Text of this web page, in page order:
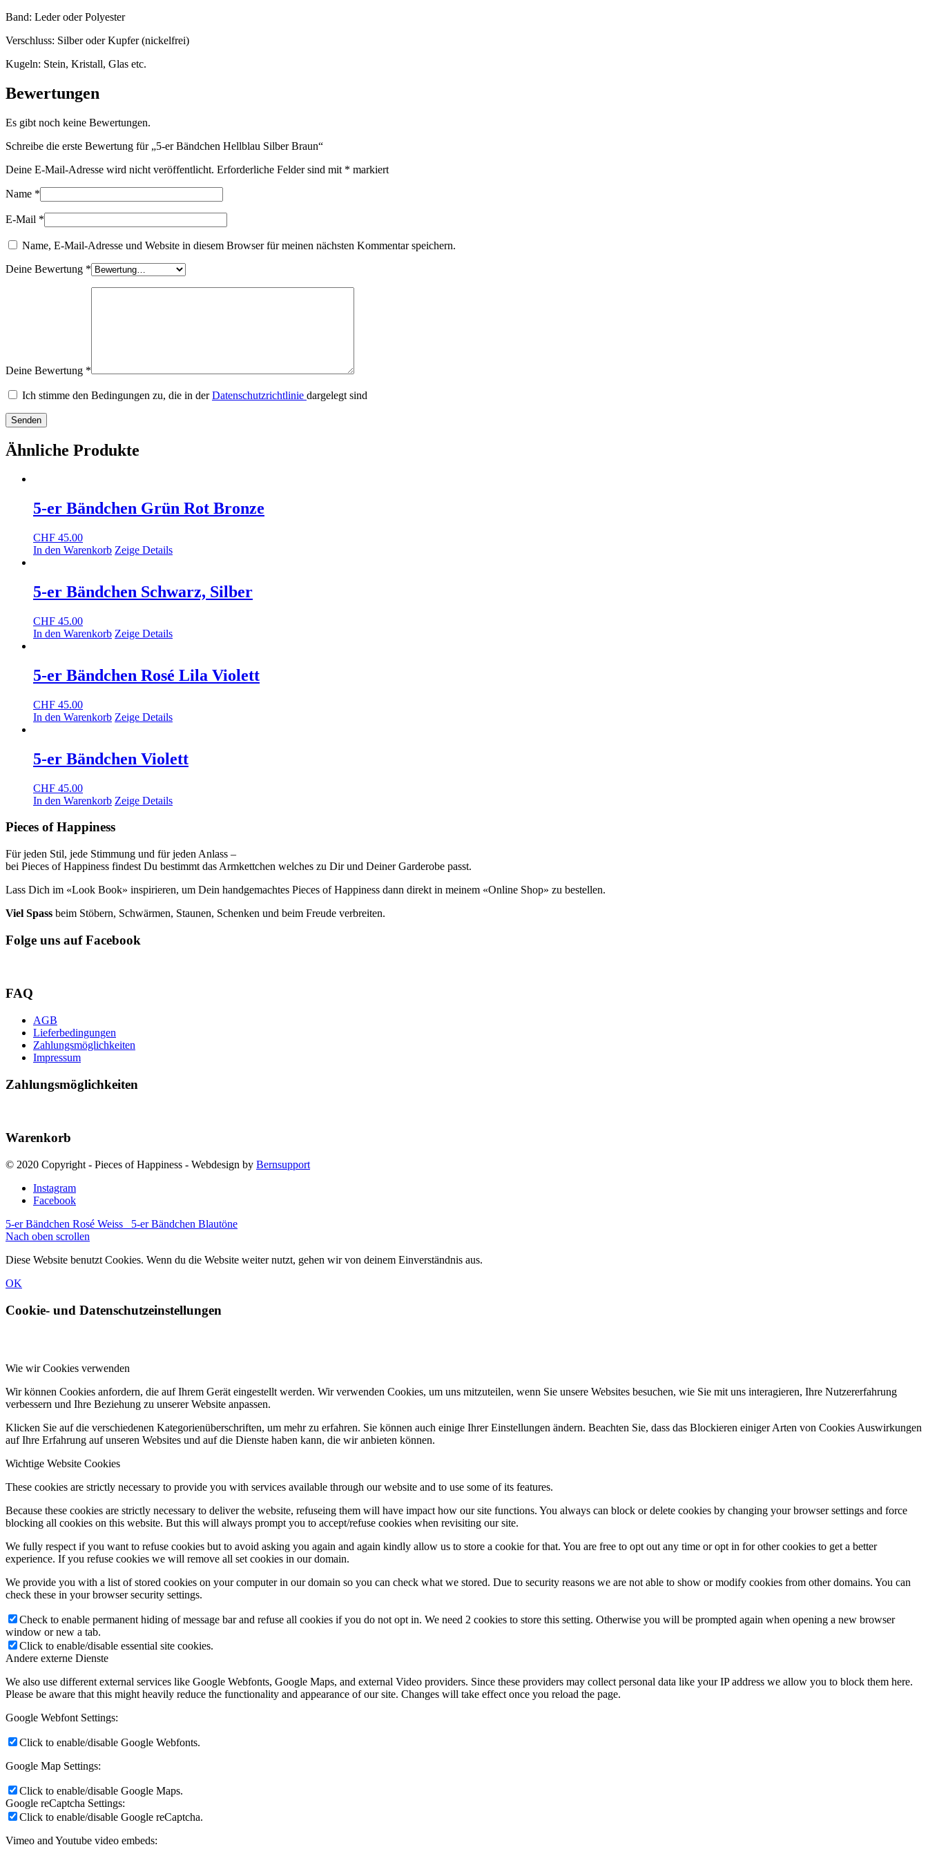
Band: Leder oder Polyester
Verschluss: Silber oder Kupfer (nickelfrei)
Kugeln: Stein, Kristall, Glas etc.
Bewertungen
Es gibt noch keine Bewertungen.
Schreibe die erste Bewertung für „5-er Bändchen Hellblau Silber Braun“
Deine E-Mail-Adresse wird nicht veröffentlicht. Erforderliche Felder sind mit * markiert
Name *
E-Mail *
Name, E-Mail-Adresse und Website in diesem Browser für meinen nächsten Kommentar speichern.
Deine Bewertung *
Deine Bewertung *
Ich stimme den Bedingungen zu, die in derDatenschutzrichtlinie dargelegt sind
Ähnliche Produkte
5-er Bändchen Grün Rot Bronze
CHF 45.00
In den Warenkorb Zeige Details
5-er Bändchen Schwarz, Silber
CHF 45.00
In den Warenkorb Zeige Details
5-er Bändchen Rosé Lila Violett
CHF 45.00
In den Warenkorb Zeige Details
5-er Bändchen Violett
CHF 45.00
In den Warenkorb Zeige Details
Pieces of Happiness
Für jeden Stil, jede Stimmung und für jeden Anlass –
bei Pieces of Happiness findest Du bestimmt das Armkettchen welches zu Dir und Deiner Garderobe passt.
Lass Dich im «Look Book» inspirieren, um Dein handgemachtes Pieces of Happiness dann direkt in meinem «Online Shop» zu bestellen.
Viel Spass beim Stöbern, Schwärmen, Staunen, Schenken und beim Freude verbreiten.
Folge uns auf Facebook
FAQ
AGB
Lieferbedingungen
Zahlungsmöglichkeiten
Impressum
Zahlungsmöglichkeiten
Warenkorb
© 2020 Copyright - Pieces of Happiness - Webdesign by Bernsupport
Instagram
Facebook
5-er Bändchen Rosé Weiss
5-er Bändchen Blautöne
Nach oben scrollen
Diese Website benutzt Cookies. Wenn du die Website weiter nutzt, gehen wir von deinem Einverständnis aus.
OK
Cookie- und Datenschutzeinstellungen
Wie wir Cookies verwenden
Wir können Cookies anfordern, die auf Ihrem Gerät eingestellt werden. Wir verwenden Cookies, um uns mitzuteilen, wenn Sie unsere Websites besuchen, wie Sie mit uns interagieren, Ihre Nutzererfahrung
verbessern und Ihre Beziehung zu unserer Website anpassen.
Klicken Sie auf die verschiedenen Kategorienüberschriften, um mehr zu erfahren. Sie können auch einige Ihrer Einstellungen ändern. Beachten Sie, dass das Blockieren einiger Arten von Cookies Auswirkungen
auf Ihre Erfahrung auf unseren Websites und auf die Dienste haben kann, die wir anbieten können.
Wichtige Website Cookies
These cookies are strictly necessary to provide you with services available through our website and to use some of its features.
Because these cookies are strictly necessary to deliver the website, refuseing them will have impact how our site functions. You always can block or delete cookies by changing your browser settings and force
blocking all cookies on this website. But this will always prompt you to accept/refuse cookies when revisiting our site.
We fully respect if you want to refuse cookies but to avoid asking you again and again kindly allow us to store a cookie for that. You are free to opt out any time or opt in for other cookies to get a better
experience. If you refuse cookies we will remove all set cookies in our domain.
We provide you with a list of stored cookies on your computer in our domain so you can check what we stored. Due to security reasons we are not able to show or modify cookies from other domains. You can
check these in your browser security settings.
Check to enable permanent hiding of message bar and refuse all cookies if you do not opt in. We need 2 cookies to store this setting. Otherwise you will be prompted again when opening a new browser
window or new a tab.
Click to enable/disable essential site cookies.
Andere externe Dienste
We also use different external services like Google Webfonts, Google Maps, and external Video providers. Since these providers may collect personal data like your IP address we allow you to block them here.
Please be aware that this might heavily reduce the functionality and appearance of our site. Changes will take effect once you reload the page.
Google Webfont Settings:
Click to enable/disable Google Webfonts.
Google Map Settings:
Click to enable/disable Google Maps.
Google reCaptcha Settings:
Click to enable/disable Google reCaptcha.
Vimeo and Youtube video embeds: